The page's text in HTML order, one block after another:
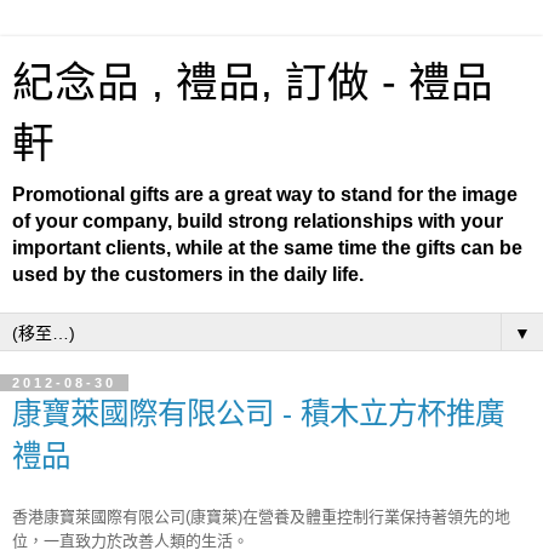
紀念品 , 禮品, 訂做 - 禮品
軒
Promotional gifts are a great way to stand for the image
of your company, build strong relationships with your
important clients, while at the same time the gifts can be
used by the customers in the daily life.
▼
2012-08-30
康寶萊國際有限公司 - 積木立方杯推廣
禮品
香港康寶萊國際有限公司(康寶萊)在營養及體重控制行業保持著領先的地
位，一直致力於改善人類的生活。